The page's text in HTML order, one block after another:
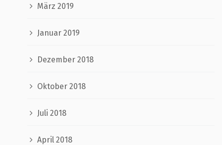
März 2019
Januar 2019
Dezember 2018
Oktober 2018
Juli 2018
April 2018